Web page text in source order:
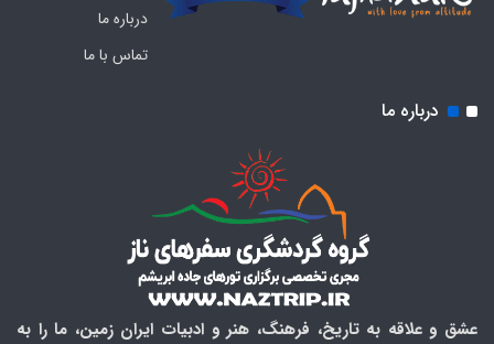
درباره ما
تماس با ما
درباره ما
عشق و علاقه به تاریخ، فرهنگ، هنر و ادبیات ایران زمین، ما را به